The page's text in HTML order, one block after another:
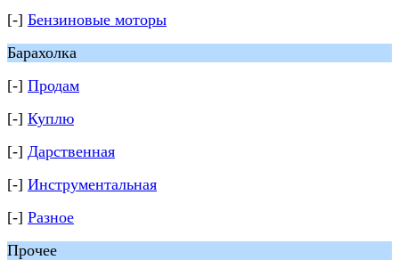
[-] Бензиновые моторы
Барахолка
[-] Продам
[-] Куплю
[-] Дарственная
[-] Инструментальная
[-] Разное
Прочее